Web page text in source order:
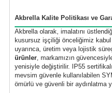
Akbrella Kalite Politikası ve
Akbrella olarak, imalatını
kusursuz işçiliği önceliğimiz
uyarınca, üretim veya lojistik
ürünler, markamızın
yenisiyle değiştirilir. IP55
mevsim güvenle kullanılabilen
ömürlü ve güvenli bir aydınlatma